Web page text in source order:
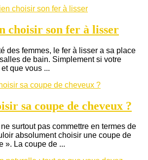
choisir son fer à lisser
des femmes, le fer à lisser a sa place
de bain. Simplement si votre
que vous ...
sa coupe de cheveux ?
surtout pas commettre en termes de
absolument choisir une coupe de
». La coupe de ...